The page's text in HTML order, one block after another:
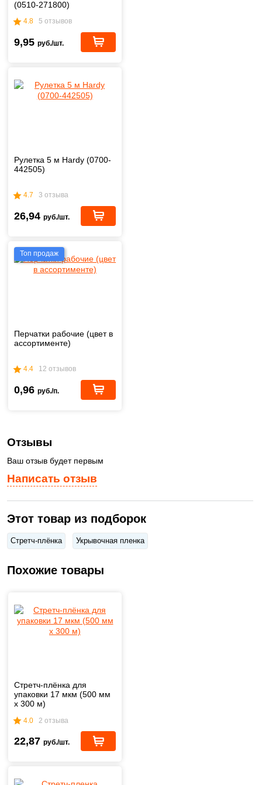
(0510-271800)
4.8 5 отзывов
9,95 руб./шт.
Рулетка 5 м Hardy (0700-
442505)
4.7 3 отзыва
26,94 руб./шт.
Топ продаж
Перчатки рабочие (цвет в
ассортименте)
4.4 12 отзывов
0,96 руб./п.
Написать отзыв
Отзывы
Ваш отзыв будет первым
Этот товар из подборок
Стретч-плёнка Укрывочная пленка
Похожие товары
Стретч-плёнка для
упаковки 17 мкм (500 мм
х 300 м)
4.0 2 отзыва
22,87 руб./шт.